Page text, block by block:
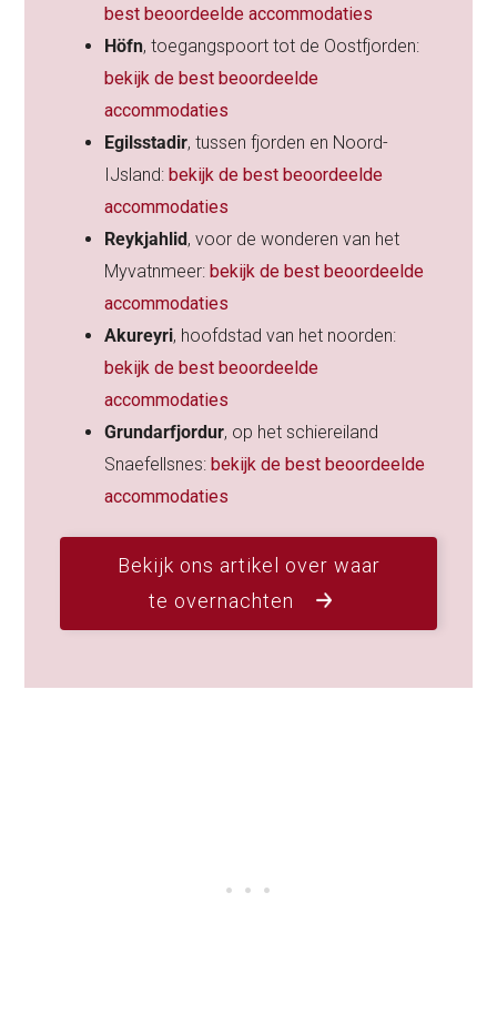
best beoordeelde accommodaties
Höfn, toegangspoort tot de Oostfjorden:
bekijk de best beoordeelde
accommodaties
Egilsstadir, tussen fjorden en Noord-
IJsland:bekijk de best beoordeelde
accommodaties
Reykjahlid, voor de wonderen van het
Myvatnmeer:bekijk de best beoordeelde
accommodaties
Akureyri, hoofdstad van het noorden:
bekijk de best beoordeelde
accommodaties
Grundarfjordur, op het schiereiland
Snaefellsnes:bekijk de best beoordeelde
accommodaties
Bekijk ons artikel over waar
te overnachten